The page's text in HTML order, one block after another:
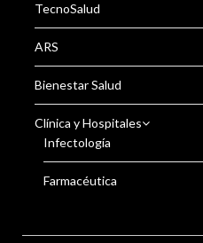
TecnoSalud
ARS
Bienestar Salud
Clínica y Hospitales
Infectología
Farmacéutica